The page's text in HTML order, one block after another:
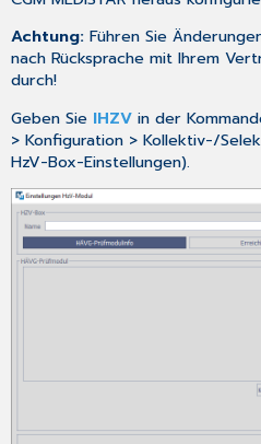
Achtung:Führen Sie
nach Rücksprache mit Ihrem
durch!
Geben Sie IHZV in der
> Konfiguration > Kollektiv-/
HzV-Box-Einstellungen).